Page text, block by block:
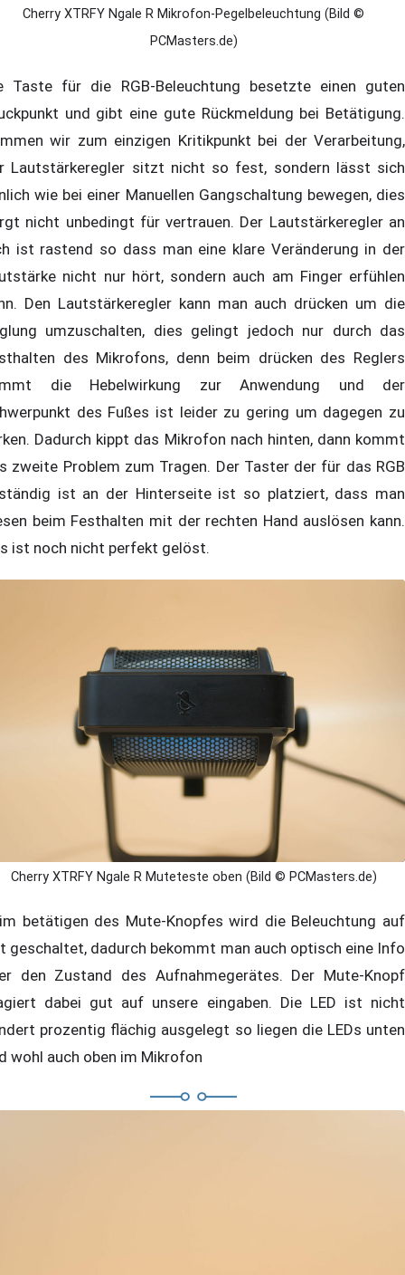
Cherry XTRFY Ngale R Mikrofon-Pegelbeleuchtung (Bild ©
PCMasters.de)
Taste für die RGB-Beleuchtung besetzte einen guten
und gibt eine gute Rückmeldung bei Betätigung.
wir zum einzigen Kritikpunkt bei der Verarbeitung,
Lautstärkeregler sitzt nicht so fest, sondern lässt sich
wie bei einer Manuellen Gangschaltung bewegen, dies
nicht unbedingt für vertrauen. Der Lautstärkeregler an
ist rastend so dass man eine klare Veränderung in der
nicht nur hört, sondern auch am Finger erfühlen
Den Lautstärkeregler kann man auch drücken um die
umzuschalten, dies gelingt jedoch nur durch das
des Mikrofons, denn beim drücken des Reglers
die Hebelwirkung zur Anwendung und der
des Fußes ist leider zu gering um dagegen zu
Dadurch kippt das Mikrofon nach hinten, dann kommt
zweite Problem zum Tragen. Der Taster der für das RGB
ist an der Hinterseite ist so platziert, dass man
beim Festhalten mit der rechten Hand auslösen kann.
ist noch nicht perfekt gelöst.
Cherry XTRFY Ngale R Muteteste oben (Bild © PCMasters.de)
betätigen des Mute-Knopfes wird die Beleuchtung auf
geschaltet, dadurch bekommt man auch optisch eine Info
den Zustand des Aufnahmegerätes. Der Mute-Knopf
dabei gut auf unsere eingaben. Die LED ist nicht
prozentig flächig ausgelegt so liegen die LEDs unten
wohl auch oben im Mikrofon